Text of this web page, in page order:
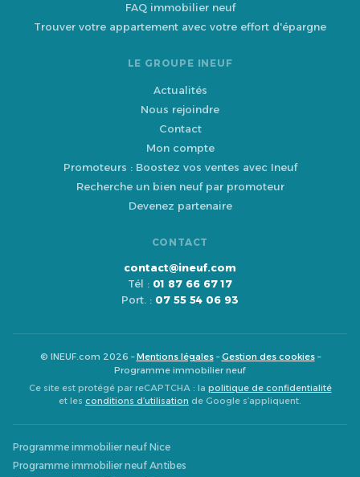
FAQ immobilier neuf
Trouver votre appartement avec votre effort d'épargne
LE GROUPE INEUF
Actualités
Nous rejoindre
Contact
Mon compte
Promoteurs : Boostez vos ventes avec Ineuf
Recherche un bien neuf par promoteur
Devenez partenaire
CONTACT
contact@ineuf.com
Tél : 01 87 66 67 17
Port. : 07 55 54 06 93
© INEUF.com 2026 –Mentions légales–Gestion des cookies–
Programme immobilier neuf
Ce site est protégé par reCAPTCHA : la politique de confidentialité
et les conditions d’utilisation de Google s’appliquent.
Programme immobilier neuf Nice
Programme immobilier neuf Antibes